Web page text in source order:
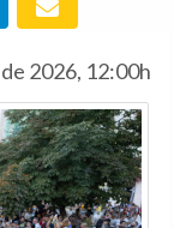
2026, 12:00h